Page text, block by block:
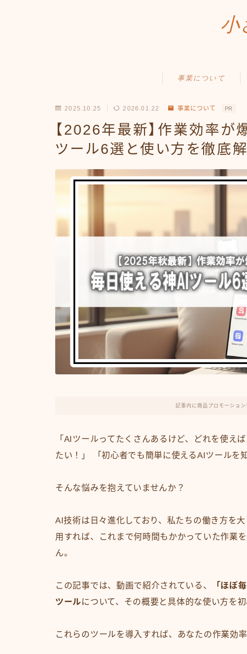
小
事業について
トラブル事例
出品ノウハウ
2025.10.25 2026.01.22 事業について PR
【2026年最新】作業効率が
ツール6選と使い方を徹底解
記事内に商品プロモーショ
「AIツールってたくさんあるけど、どれを使え
たい！」 「初心者でも簡単に使えるAIツールを
そんな悩みを抱えていませんか？
AI技術は日々進化しており、私たちの働き方を
用すれば、これまで何時間もかかっていた作業
ん。
この記事では、動画で紹介されている、
「ほぼ
ツールについて、その概要と具体的な使い方を
これらのツールを導入すれば、あなたの作業効